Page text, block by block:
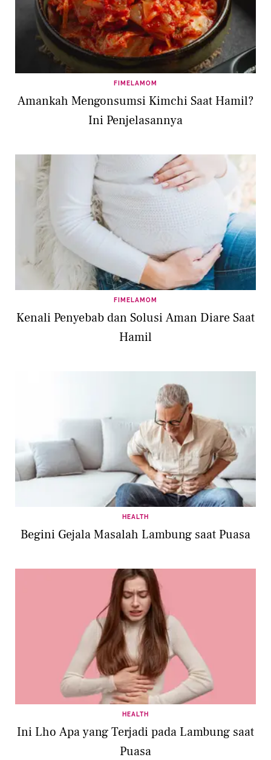
FIMELAMOM
Amankah Mengonsumsi Kimchi Saat Hamil?
Ini Penjelasannya
FIMELAMOM
Kenali Penyebab dan Solusi Aman Diare Saat
Hamil
HEALTH
Begini Gejala Masalah Lambung saat Puasa
HEALTH
Ini Lho Apa yang Terjadi pada Lambung saat
Puasa